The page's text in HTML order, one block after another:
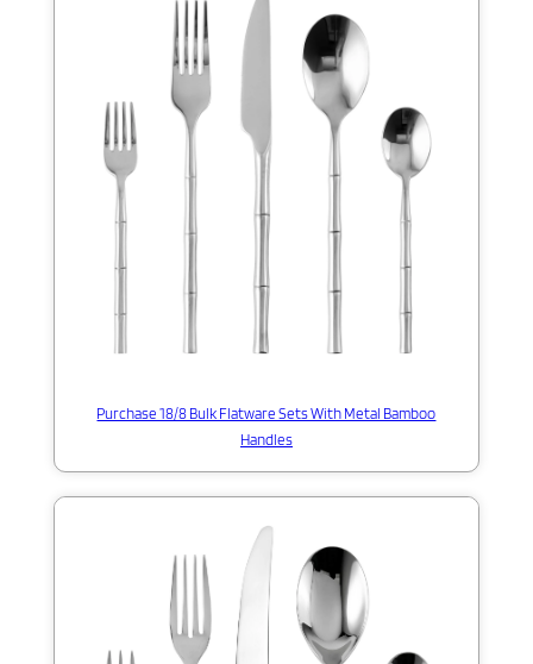
Purchase 18/8 Bulk Flatware Sets With Metal Bamboo
Handles